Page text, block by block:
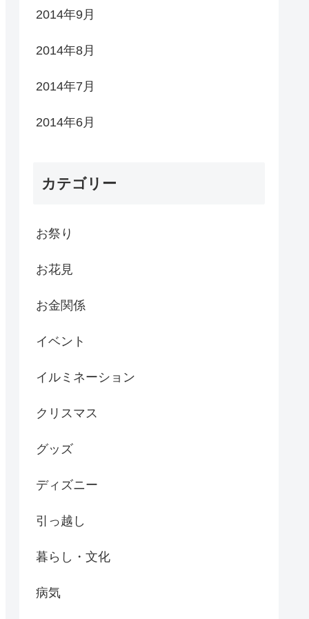
2014年9月
2014年8月
2014年7月
2014年6月
カテゴリー
お祭り
お花見
お金関係
イベント
イルミネーション
クリスマス
グッズ
ディズニー
引っ越し
暮らし・文化
病気